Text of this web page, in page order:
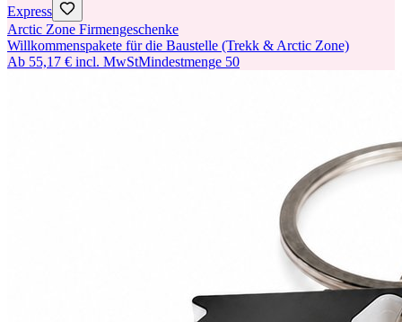
Express
Arctic Zone Firmengeschenke
Willkommenspakete für die Baustelle (Trekk & Arctic Zone)
Ab 55,17 € incl. MwStMindestmenge 50